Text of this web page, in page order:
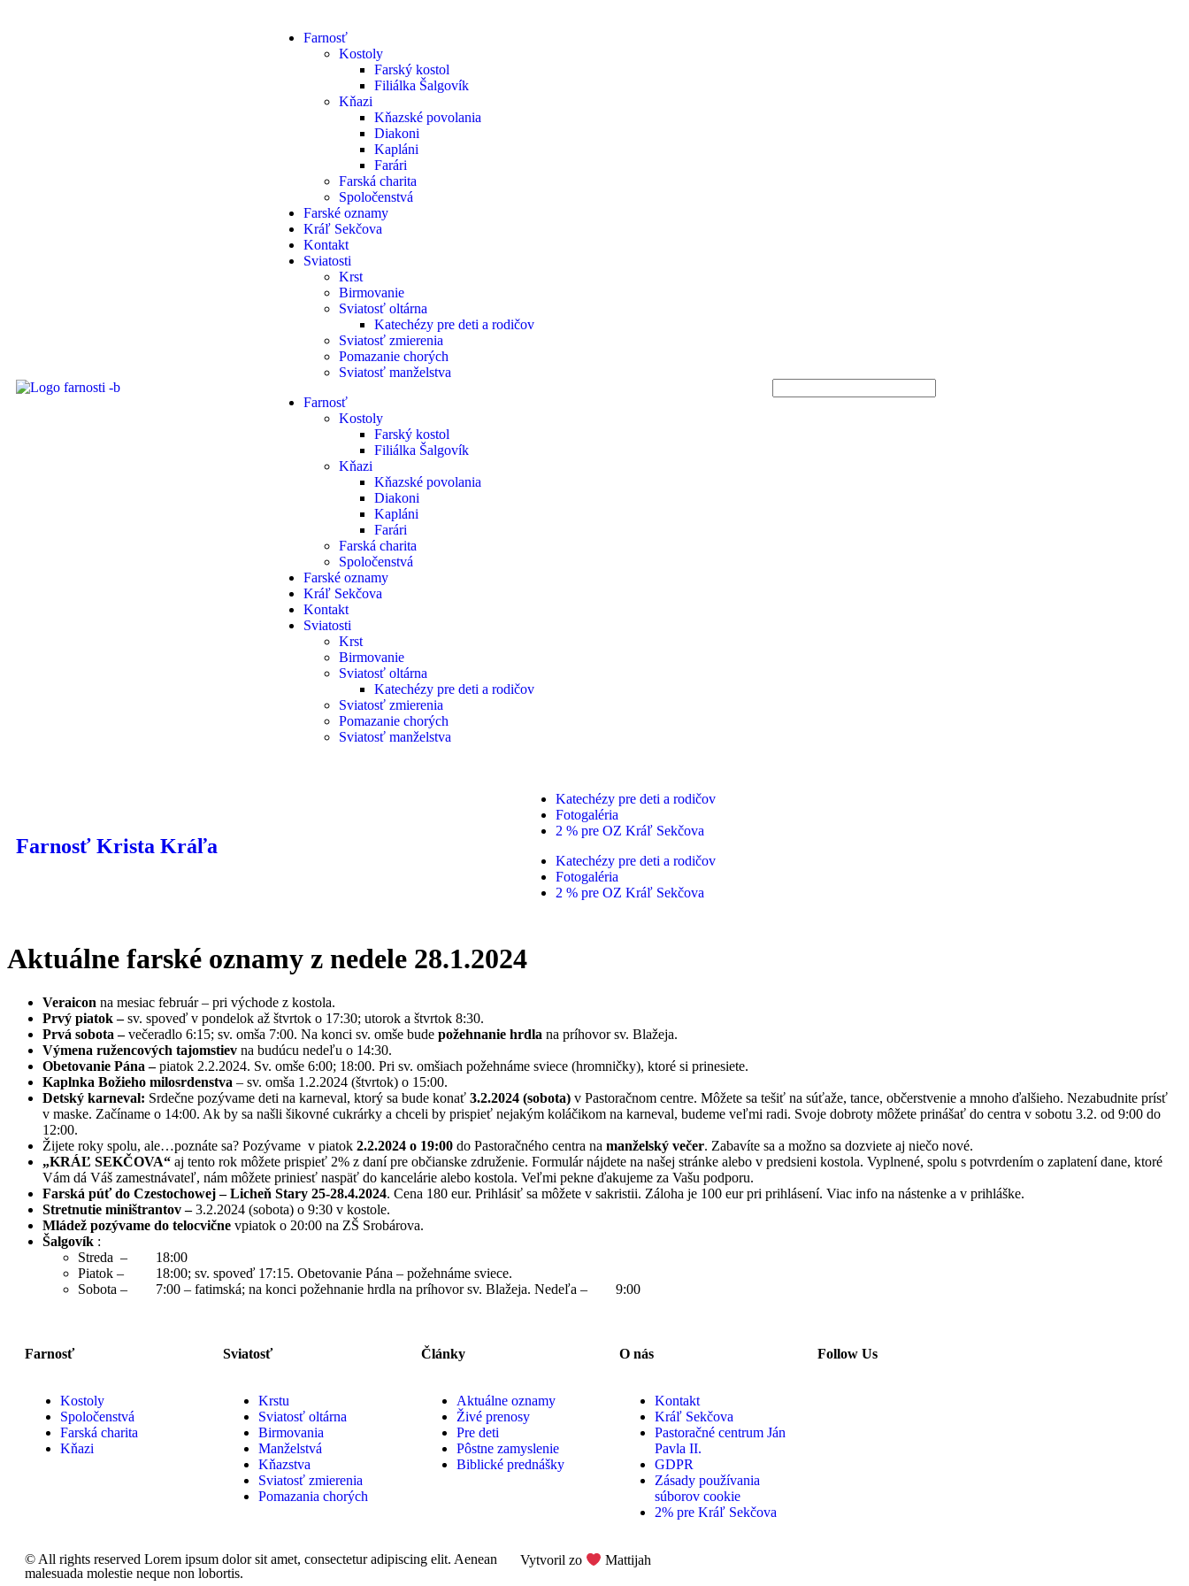
Farnosť
Kostoly
Farský kostol
Filiálka Šalgovík
Kňazi
Kňazské povolania
Diakoni
Kapláni
Farári
Farská charita
Spoločenstvá
Farské oznamy
Kráľ Sekčova
Kontakt
Sviatosti
Krst
Birmovanie
Sviatosť oltárna
Katechézy pre deti a rodičov
Sviatosť zmierenia
Pomazanie chorých
Sviatosť manželstva
Farnosť
Kostoly
Farský kostol
Filiálka Šalgovík
Kňazi
Kňazské povolania
Diakoni
Kapláni
Farári
Farská charita
Spoločenstvá
Farské oznamy
Kráľ Sekčova
Kontakt
Sviatosti
Krst
Birmovanie
Sviatosť oltárna
Katechézy pre deti a rodičov
Sviatosť zmierenia
Pomazanie chorých
Sviatosť manželstva
Farnosť Krista Kráľa
Katechézy pre deti a rodičov
Fotogaléria
2 % pre OZ Kráľ Sekčova
Katechézy pre deti a rodičov
Fotogaléria
2 % pre OZ Kráľ Sekčova
Aktuálne farské oznamy z nedele 28.1.2024
Veraicon na mesiac február – pri východe z kostola.
Prvý piatok –sv. spoveď v pondelok až štvrtok o 17:30; utorok a štvrtok 8:30.
Prvá sobota –večeradlo 6:15; sv. omša 7:00. Na konci sv. omše bude požehnanie hrdla na príhovor sv. Blažeja.
Výmena ružencových tajomstiev na budúcu nedeľu o 14:30.
Obetovanie Pána –piatok 2.2.2024. Sv. omše 6:00; 18:00. Pri sv. omšiach požehnáme sviece (hromničky), ktoré si prinesiete.
Kaplnka Božieho milosrdenstva – sv. omša 1.2.2024 (štvrtok) o 15:00.
Detský karneval: Srdečne pozývame deti na karneval, ktorý sa bude konať 3.2.2024 (sobota) v Pastoračnom centre. Môžete sa tešiť na súťaže, tance, občerstvenie a mnoho ďalšieho. Nezabudnite prísť
v maske. Začíname o 14:00. Ak by sa našli šikovné cukrárky a chceli by prispieť nejakým koláčikom na karneval, budeme veľmi radi. Svoje dobroty môžete prinášať do centra v sobotu 3.2. od 9:00 do
12:00.
Žijete roky spolu, ale…poznáte sa? Pozývame v piatok 2.2.2024 o 19:00 do Pastoračného centra na manželský večer. Zabavíte sa a možno sa dozviete aj niečo nové.
„KRÁĽ SEKČOVA“ aj tento rok môžete prispieť 2% z daní pre občianske združenie. Formulár nájdete na našej stránke alebo v predsieni kostola. Vyplnené, spolu s potvrdením o zaplatení dane, ktoré
Vám dá Váš zamestnávateľ, nám môžete priniesť naspäť do kancelárie alebo kostola. Veľmi pekne ďakujeme za Vašu podporu.
Farská púť do Czestochowej – Licheň Stary 25-28.4.2024. Cena 180 eur. Prihlásiť sa môžete v sakristii. Záloha je 100 eur pri prihlásení. Viac info na nástenke a v prihláške.
Stretnutie miništrantov –3.2.2024 (sobota) o 9:30 v kostole.
Mládež pozývame do telocvične vpiatok o 20:00 na ZŠ Srobárova.
Šalgovík :
Streda – 18:00
Piatok – 18:00; sv. spoveď 17:15. Obetovanie Pána – požehnáme sviece.
Sobota – 7:00 – fatimská; na konci požehnanie hrdla na príhovor sv. Blažeja. Nedeľa – 9:00
Farnosť
Kostoly
Spoločenstvá
Farská charita
Kňazi
Sviatosť
Krstu
Sviatosť oltárna
Birmovania
Manželstvá
Kňazstva
Sviatosť zmierenia
Pomazania chorých
Články
Aktuálne oznamy
Živé prenosy
Pre deti
Pôstne zamyslenie
Biblické prednášky
O nás
Kontakt
Kráľ Sekčova
Pastoračné centrum Ján
Pavla II.
GDPR
Zásady používania
súborov cookie
2% pre Kráľ Sekčova
Follow Us
© All rights reserved Lorem ipsum dolor sit amet, consectetur adipiscing elit. Aenean
malesuada molestie neque non lobortis.
Vytvoril zo Mattijah